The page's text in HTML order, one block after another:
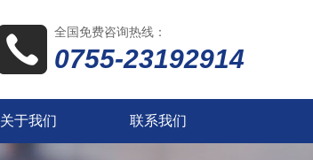
全国免费咨询热线：
0755-23192914
关于我们 联系我们